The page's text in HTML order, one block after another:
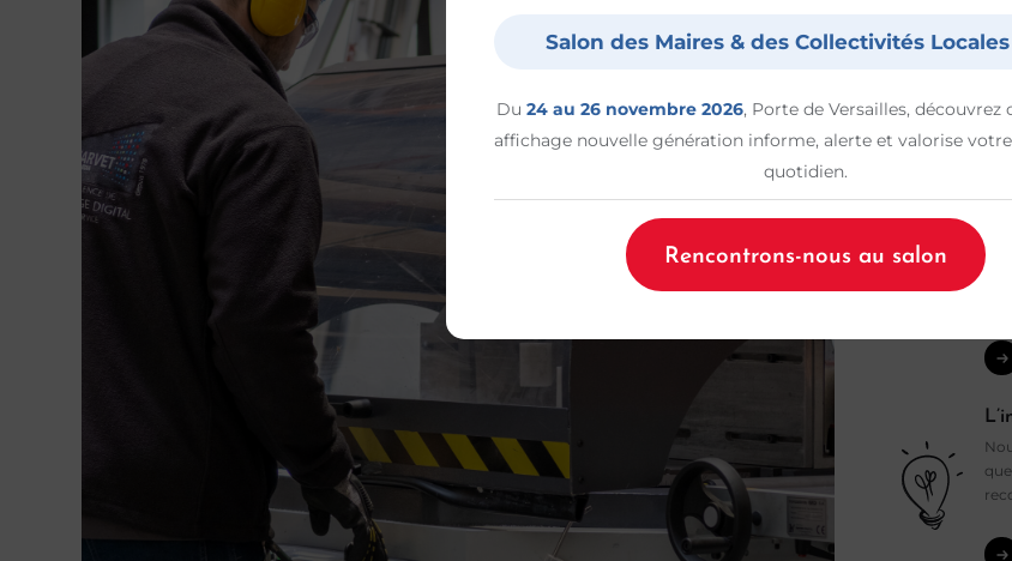
Salon des Maires & des Collectivités
Du 24 au 26 novembre 2026, Porte de Versailles,
affichage nouvelle génération informe, alerte et valorise
quotidien.
Rencontrons-nous au salon